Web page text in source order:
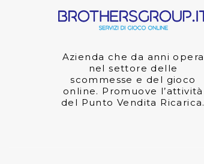
Azienda che da anni opera
nel settore delle
scommesse e del gioco
online. Promuove l’attività
del Punto Vendita Ricarica.